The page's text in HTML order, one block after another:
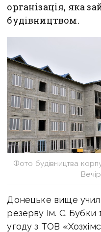
організація, яка
будівництвом.
Фото будівництва
Донецьке вище
резерву ім. С. Бубки
угоду з ТОВ